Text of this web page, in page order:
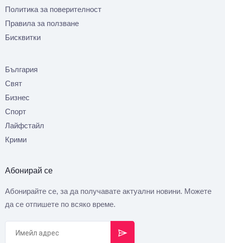
Политика за поверителност
Правила за ползване
Бисквитки
България
Свят
Бизнес
Спорт
Лайфстайл
Крими
Абонирай се
Абонирайте се, за да получавате актуални новини. Можете
да се отпишете по всяко време.